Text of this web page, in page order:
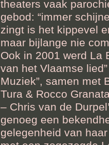
theaters vaak
gebod: “immer
zingt is het kippevel
maar bijlange nie
Ook in 2001 werd La
van het Vlaamse
Muziek”, samen met
Tura & Rocco
– Chris van de
genoeg een
gelegenheid van